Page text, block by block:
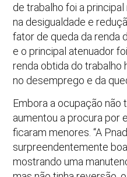
de trabalho foi a
na desigualdade e
fator de queda da renda
e o principal atenuador
renda obtida do trabalho
no desemprego e da
Embora a ocupação não
aumentou a procura por
ficaram menores. “A
surpreendentemente
mostrando uma